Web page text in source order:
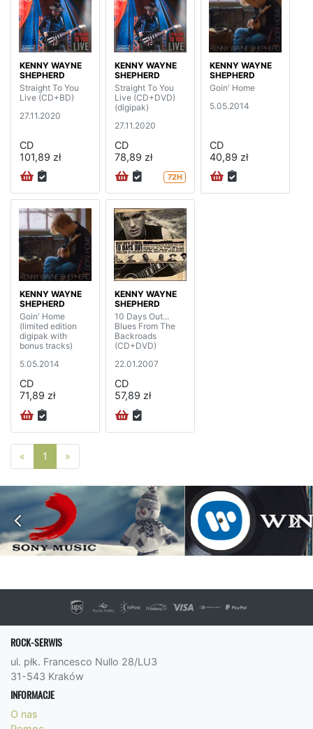
KENNY WAYNE
SHEPHERD
Straight To You
Live (CD+BD)
27.11.2020
CD
101,89 zł
KENNY WAYNE
SHEPHERD
Straight To You
Live (CD+DVD)
(digipak)
27.11.2020
CD
78,89 zł
72H
KENNY WAYNE
SHEPHERD
Goin' Home
5.05.2014
CD
40,89 zł
KENNY WAYNE
SHEPHERD
Goin' Home
(limited edition
digipak with
bonus tracks)
5.05.2014
CD
71,89 zł
KENNY WAYNE
SHEPHERD
10 Days Out...
Blues From The
Backroads
(CD+DVD)
22.01.2007
CD
57,89 zł
« Poprzednia strona
1 »
ROCK-SERWIS
ul. płk. Francesco Nullo 28/LU3
31-543 Kraków
INFORMACJE
O nas